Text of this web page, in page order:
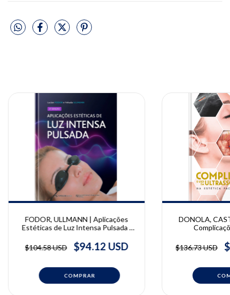
FODOR, ULLMANN | Aplicações
Estéticas de Luz Intensa Pulsada |
$104.58 USD
$94.12 USD
DONOLA,
Cosmiatria |
Donola,
$136.73 USD